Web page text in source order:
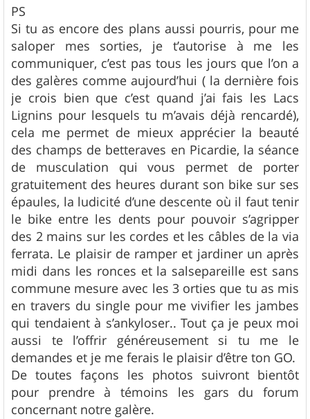
PS
Si tu as encore des plans aussi pourris, pour me
saloper mes sorties, je t’autorise à me les
communiquer, c’est pas tous les jours que l’on a
des galères comme aujourd’hui ( la dernière fois
je crois bien que c’est quand j’ai fais les Lacs
Lignins pour lesquels tu m’avais déjà rencardé),
cela me permet de mieux apprécier la beauté
des champs de betteraves en Picardie, la séance
de musculation qui vous permet de porter
gratuitement des heures durant son bike sur ses
épaules, la ludicité d’une descente où il faut tenir
le bike entre les dents pour pouvoir s’agripper
des 2 mains sur les cordes et les câbles de la via
ferrata. Le plaisir de ramper et jardiner un après
midi dans les ronces et la salsepareille est sans
commune mesure avec les 3 orties que tu as mis
en travers du single pour me vivifier les jambes
qui tendaient à s’ankyloser.. Tout ça je peux moi
aussi te l’offrir généreusement si tu me le
demandes et je me ferais le plaisir d’être ton GO.
De toutes façons les photos suivront bientôt
pour prendre à témoins les gars du forum
concernant notre galère.